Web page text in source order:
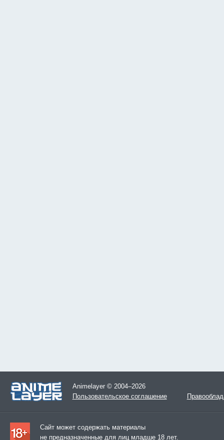
Animelayer © 2004–2026
Пользовательское соглашение
Сайт может содержать материалы
не предназначенные для лиц младше 18 лет.